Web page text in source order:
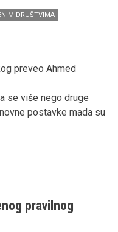
DRUŠTVIMA
preveo Ahmed
se više nego druge
postavke mada su
pravilnog